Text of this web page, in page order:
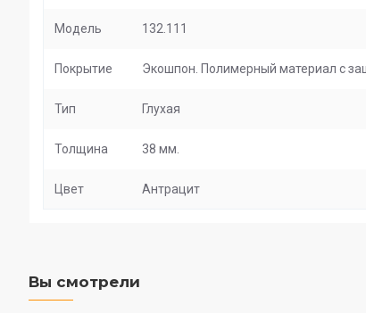
Модель 132.111
Покрытие Экошпон. Полимерный материал с
Тип Глухая
Толщина 38 мм.
Цвет Антрацит
Вы смотрели